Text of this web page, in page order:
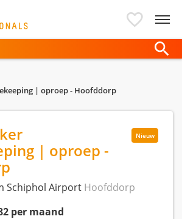
| oproep - Hoofddorp
Nieuw
| oproep -
Schiphol Airport Hoofddorp
per maand